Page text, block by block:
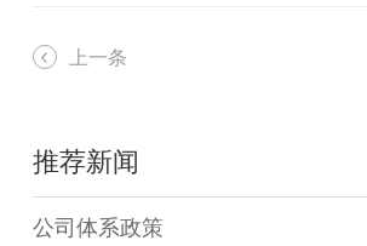
上一条
推荐新闻
公司体系政策